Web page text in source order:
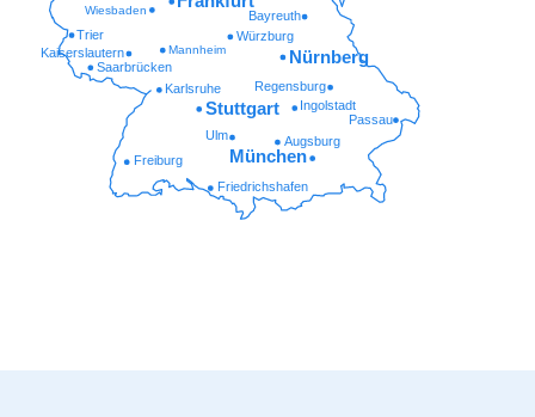
Friedrichshafen
Freiburg
Augsburg
Ulm
Passau
Ingolstadt
Regensburg
Karlsruhe
Saarbrücken
Kaiserslautern Mannheim
Würzburg
Trier
Wiesbaden Bayreuth
München
Stuttgart
Nürnberg